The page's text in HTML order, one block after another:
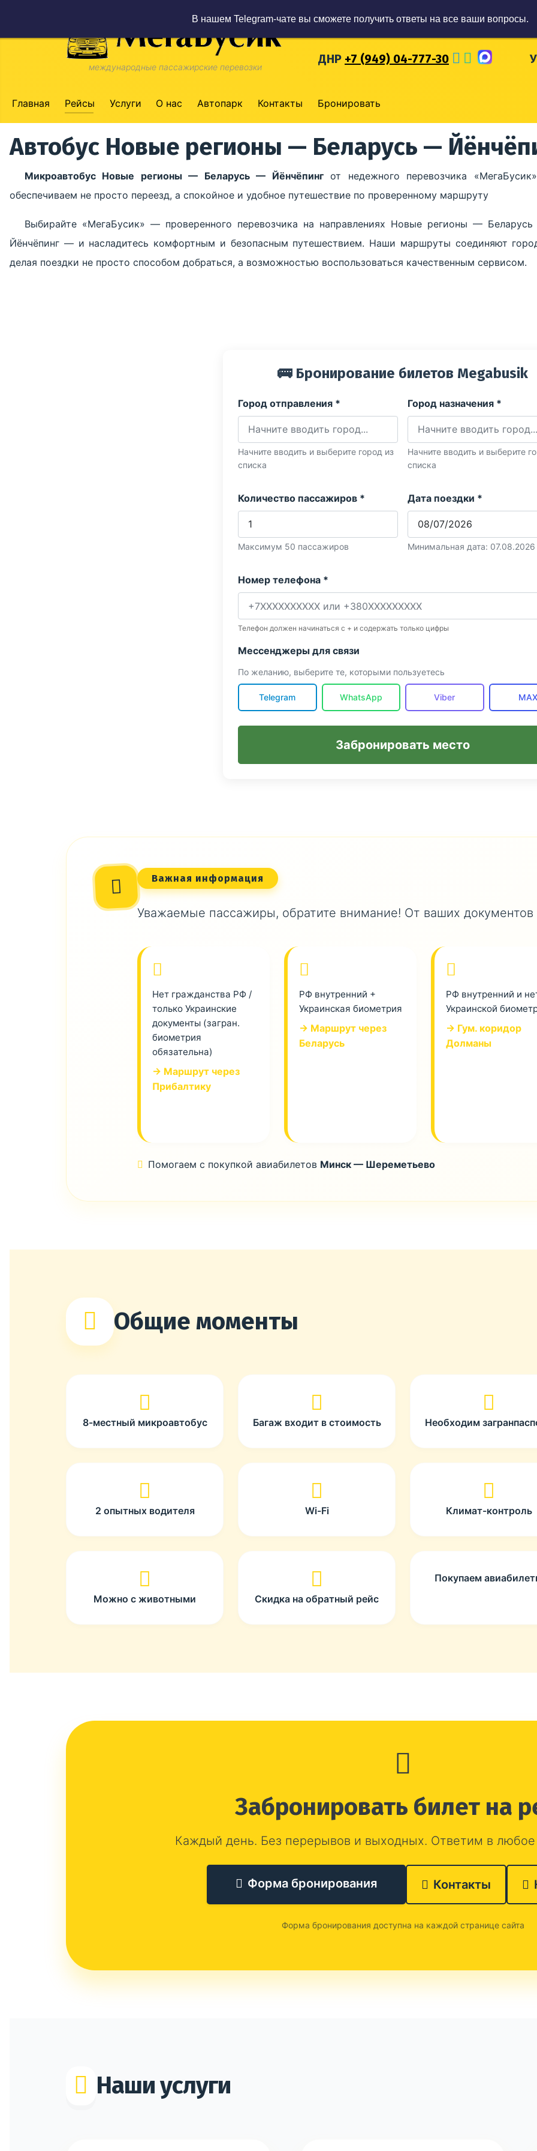
международные пассажирские перевозки
+7 (959) 57-93-777
ДНР +7 (949) 04-777-30
Главная Рейсы Услуги О нас Автопарк Контакты Бронировать
Автобус Новые регионы — Беларусь —
Микроавтобус Новые регионы — Беларусь — Йёнчёпингот недежного перевозчика
обеспечиваем не просто переезд, а спокойное и удобное путешествие по проверенному маршруту
Выбирайте «МегаБусик» — проверенного перевозчика на направлениях Новые регионы —
Йёнчёпинг — и насладитесь комфортным и безопасным путешествием. Наши маршруты соединяют
делая поездки не просто способом добраться, а возможностью воспользоваться качественным сервисом.
🚌 Бронирование билетов Megabusik
Город отправления *
Начните вводить и выберите город из
списка
Город назначения *
Начните вводить и выберите
списка
Количество пассажиров *
Максимум 50 пассажиров
Дата поездки *
Минимальная дата: 07.08.2026
Номер телефона *
Телефон должен начинаться с + и содержать только цифры
Мессенджеры для связи
По желанию, выберите те, которыми пользуетесь
Telegram WhatsApp Viber
Забронировать место
Важная информация
Уважаемые пассажиры, обратите внимание! От ваших
Нет гражданства РФ /
только Украинские
документы (загран.
биометрия
обязательна)
→ Маршрут через
Прибалтику
РФ внутренний +
Украинская биометрия
→ Маршрут через
Беларусь
РФ внутренний и
Украинской
→ Гум. коридор
Долманы
Помогаем с покупкой авиабилетов Минск — Шереметьево
Общие моменты
8-местный микроавтобус Багаж входит в стоимость Необходим
2 опытных водителя Wi-Fi Климат-контроль
Можно с животными Скидка на обратный рейс
Покупаем
Забронировать билет на
Каждый день. Без перерывов и выходных. Ответим в
Форма бронирования Контакты
Форма бронирования доступна на каждой странице сайта
Наши услуги
В нашем Telegram-чате вы сможете получить ответы на все ваши вопросы.